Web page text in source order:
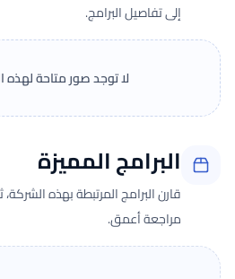
إلى تفاصيل البرامج.
لا توجد صور متاحة لهذه
البرامج المميزة
قارن البرامج المرتبطة بهذه
مراجعة أعمق.